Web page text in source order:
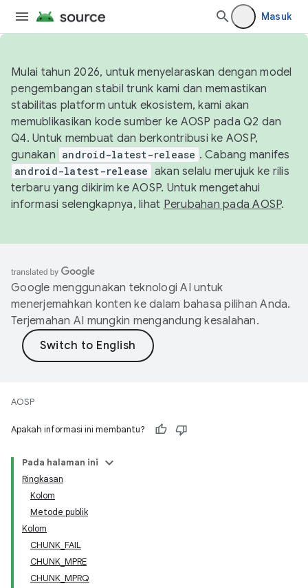
Masuk
Mulai tahun 2026, untuk menyelaraskan dengan model
pengembangan stabil trunk kami dan memastikan
stabilitas platform untuk ekosistem, kami akan
memublikasikan kode sumber ke AOSP pada Q2 dan
Q4. Untuk membuat dan berkontribusi ke AOSP,
gunakan android-latest-release . Cabang manifes
android-latest-release akan selalu merujuk ke rilis
terbaru yang dikirim ke AOSP. Untuk mengetahui
informasi selengkapnya, lihat Perubahan pada AOSP.
Google menggunakan teknologi AI untuk
menerjemahkan konten ke dalam bahasa pilihan Anda.
Terjemahan AI mungkin mengandung kesalahan.
AOSP
Apakah informasi ini membantu?
Pada halaman ini
Ringkasan
Kolom
Metode publik
Kolom
CHUNK_FAIL
CHUNK_MPRE
CHUNK_MPRQ